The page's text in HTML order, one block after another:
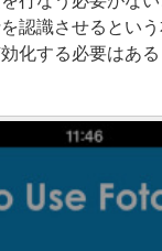
認識させるとい
効化する必要はあ